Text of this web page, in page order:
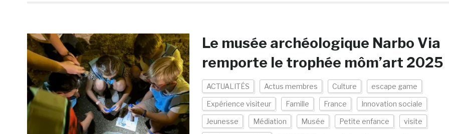
Le musée archéologique Narbo Via
remporte le trophée môm’art 2025
ACTUALITÉS Actus membres Culture escape game
Expérience visiteur Famille France Innovation sociale
Jeunesse Médiation Musée Petite enfance visite